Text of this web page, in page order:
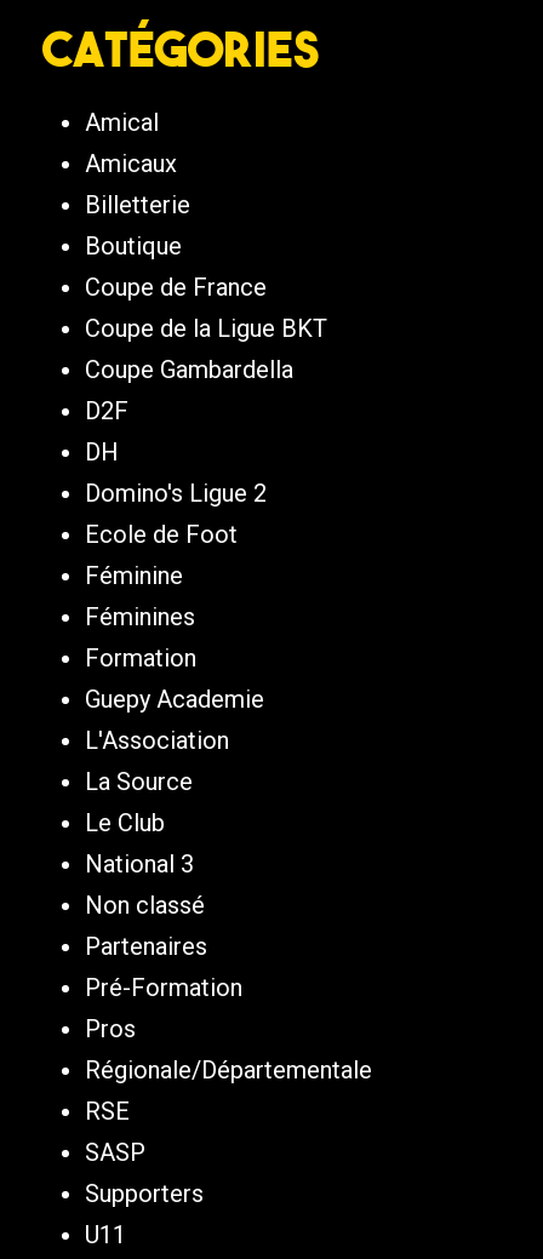
Catégories
Amical
Amicaux
Billetterie
Boutique
Coupe de France
Coupe de la Ligue BKT
Coupe Gambardella
D2F
DH
Domino's Ligue 2
Ecole de Foot
Féminine
Féminines
Formation
Guepy Academie
L'Association
La Source
Le Club
National 3
Non classé
Partenaires
Pré-Formation
Pros
Régionale/Départementale
RSE
SASP
Supporters
U11